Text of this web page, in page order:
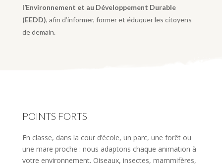
l’Environnement et au Développement Durable
(EEDD), afin d’informer, former et éduquer les citoyens
de demain.
POINTS FORTS
En classe, dans la cour d’école, un parc, une forêt ou
une mare proche : nous adaptons chaque animation à
votre environnement. Oiseaux, insectes, mammifères,